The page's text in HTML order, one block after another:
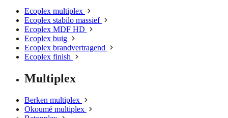
Ecoplex multiplex
Ecoplex stabilo massief
Ecoplex MDF HD
Ecoplex buig
Ecoplex brandvertragend
Ecoplex finish
Multiplex
Berken multiplex
Okoumé multiplex